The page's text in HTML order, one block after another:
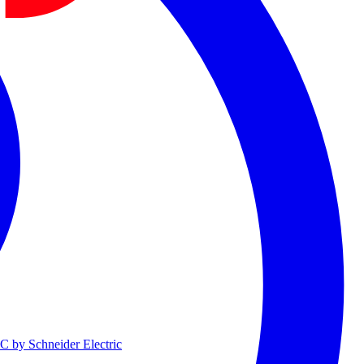
by Schneider Electric